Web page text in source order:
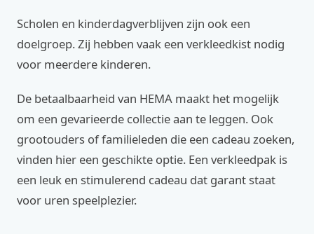
Scholen en kinderdagverblijven zijn ook een
doelgroep. Zij hebben vaak een verkleedkist nodig
voor meerdere kinderen.
De betaalbaarheid van HEMA maakt het mogelijk
om een gevarieerde collectie aan te leggen. Ook
grootouders of familieleden die een cadeau zoeken,
vinden hier een geschikte optie. Een verkleedpak is
een leuk en stimulerend cadeau dat garant staat
voor uren speelplezier.